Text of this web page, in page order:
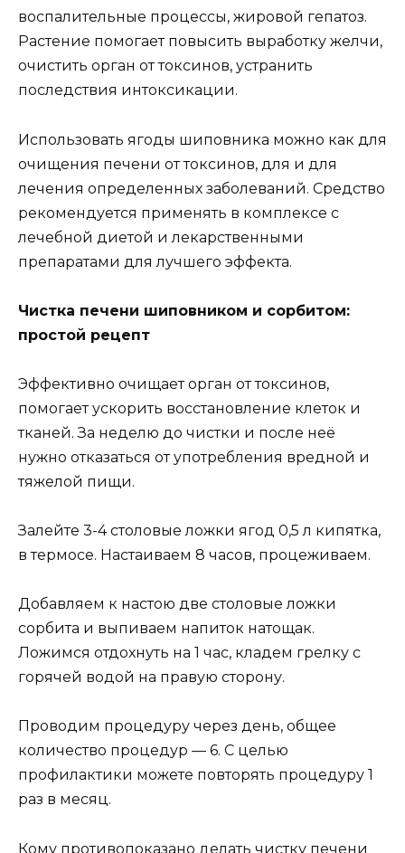
воспалительные процессы, жировой гепатоз.
Растение помогает повысить выработку желчи,
очистить орган от токсинов, устранить
последствия интоксикации.
Использовать ягоды шиповника можно как для
очищения печени от токсинов, для и для
лечения определенных заболеваний. Средство
рекомендуется применять в комплексе с
лечебной диетой и лекарственными
препаратами для лучшего эффекта.
Чистка печени шиповником и сорбитом:
простой рецепт
Эффективно очищает орган от токсинов,
помогает ускорить восстановление клеток и
тканей. За неделю до чистки и после неё
нужно отказаться от употребления вредной и
тяжелой пищи.
Залейте 3-4 столовые ложки ягод 0,5 л кипятка,
в термосе. Настаиваем 8 часов, процеживаем.
Добавляем к настою две столовые ложки
сорбита и выпиваем напиток натощак.
Ложимся отдохнуть на 1 час, кладем грелку с
горячей водой на правую сторону.
Проводим процедуру через день, общее
количество процедур — 6. С целью
профилактики можете повторять процедуру 1
раз в месяц.
Кому противопоказано делать чистку печени